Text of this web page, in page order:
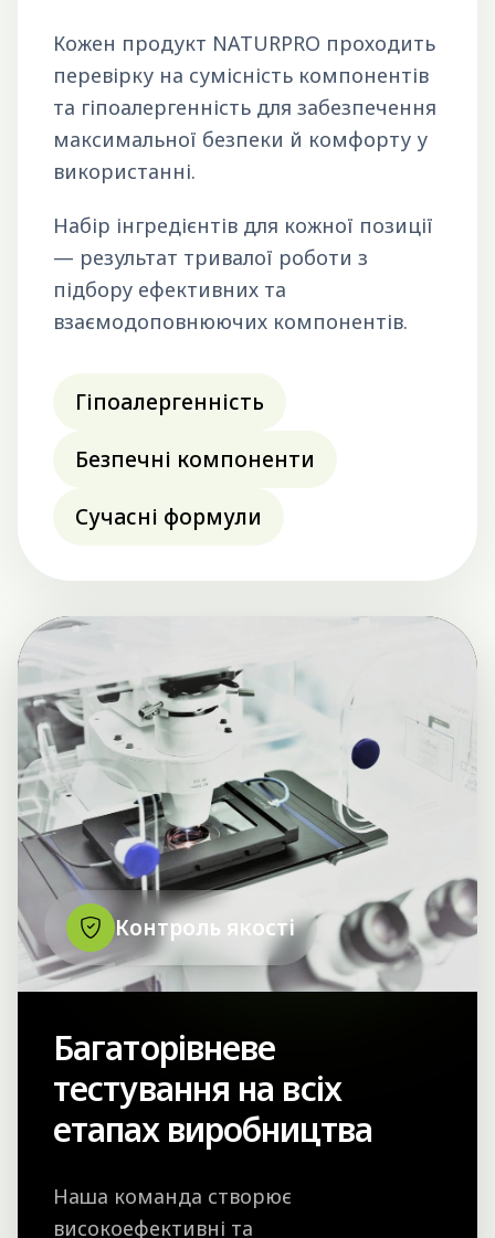
Кожен продукт NATURPRO проходить
перевірку на сумісність компонентів
та гіпоалергенність для забезпечення
максимальної безпеки й комфорту у
використанні.
Набір інгредієнтів для кожної позиції
— результат тривалої роботи з
підбору ефективних та
взаємодоповнюючих компонентів.
Гіпоалергенність
Безпечні компоненти
Сучасні формули
Контроль якості
Багаторівневе
тестування на всіх
етапах виробництва
Наша команда створює
високоефективні та